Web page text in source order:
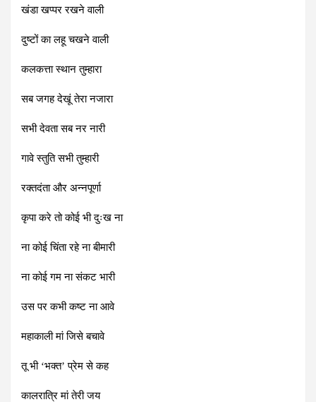
खंडा खप्पर रखने वाली
दुष्टों का लहू चखने वाली
कलकत्ता स्थान तुम्हारा
सब जगह देखूं तेरा नजारा
सभी देवता सब नर नारी
गावे स्तुति सभी तुम्हारी
रक्तदंता और अन्नपूर्णा
कृपा करे तो कोई भी दुःख ना
ना कोई चिंता रहे ना बीमारी
ना कोई गम ना संकट भारी
उस पर कभी कष्ट ना आवे
महाकाली मां जिसे बचावे
तू भी ‘भक्त’ प्रेम से कह
कालरात्रि मां तेरी जय